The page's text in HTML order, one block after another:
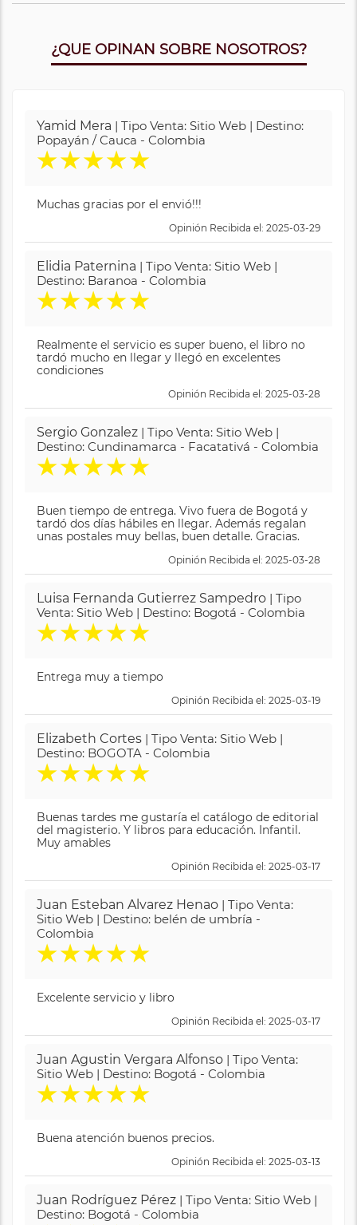
¿QUE OPINAN SOBRE NOSOTROS?
Yamid Mera | Tipo Venta: Sitio Web | Destino:
Popayán / Cauca - Colombia
★★★★★
Muchas gracias por el envió!!!
Opinión Recibida el: 2025-03-29
Elidia Paternina | Tipo Venta: Sitio Web |
Destino: Baranoa - Colombia
★★★★★
Realmente el servicio es super bueno, el libro no
tardó mucho en llegar y llegó en excelentes
condiciones
Opinión Recibida el: 2025-03-28
Sergio Gonzalez | Tipo Venta: Sitio Web |
Destino: Cundinamarca - Facatativá - Colombia
★★★★★
Buen tiempo de entrega. Vivo fuera de Bogotá y
tardó dos días hábiles en llegar. Además regalan
unas postales muy bellas, buen detalle. Gracias.
Opinión Recibida el: 2025-03-28
Luisa Fernanda Gutierrez Sampedro | Tipo
Venta: Sitio Web | Destino: Bogotá - Colombia
★★★★★
Entrega muy a tiempo
Opinión Recibida el: 2025-03-19
Elizabeth Cortes | Tipo Venta: Sitio Web |
Destino: BOGOTA - Colombia
★★★★★
Buenas tardes me gustaría el catálogo de editorial
del magisterio. Y libros para educación. Infantil.
Muy amables
Opinión Recibida el: 2025-03-17
Juan Esteban Alvarez Henao | Tipo Venta:
Sitio Web | Destino: belén de umbría -
Colombia
★★★★★
Excelente servicio y libro
Opinión Recibida el: 2025-03-17
Juan Agustin Vergara Alfonso | Tipo Venta:
Sitio Web | Destino: Bogotá - Colombia
★★★★★
Buena atención buenos precios.
Opinión Recibida el: 2025-03-13
Juan Rodríguez Pérez | Tipo Venta: Sitio Web |
Destino: Bogotá - Colombia